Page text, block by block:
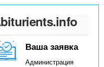
Ваша заявка
Администрация